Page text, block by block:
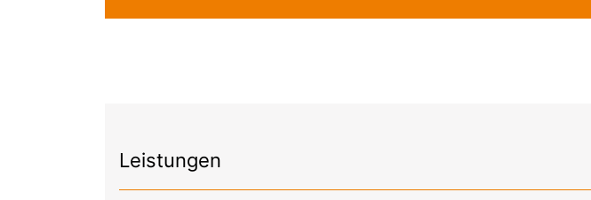
Leistungen